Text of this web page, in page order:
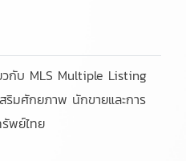
วกับ MLS Multiple Listing
ริมศักยภาพ นักขายและการ
พย์ไทย